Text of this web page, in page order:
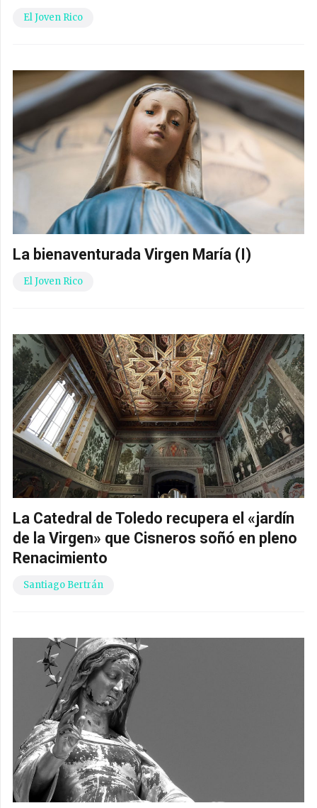
El Joven Rico
La bienaventurada Virgen María (I)
El Joven Rico
La Catedral de Toledo recupera el «jardín
de la Virgen» que Cisneros soñó en pleno
Renacimiento
Santiago Bertrán